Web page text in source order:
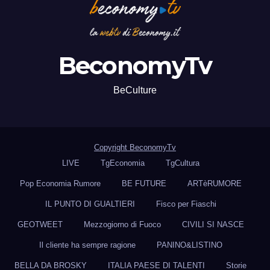
BeconomyTv
BeCulture
Copyright BeconomyTv
LIVE
TgEconomia TgCultura
Pop Economia Rumore BE FUTURE ARTèRUMORE
IL PUNTO DI GUALTIERI Fisco per Fiaschi
GEOTWEET Mezzogiorno di Fuoco CIVILI SI NASCE
Il cliente ha sempre ragione PANINO&LISTINO
BELLA DA BROSKY ITALIA PAESE DI TALENTI Storie